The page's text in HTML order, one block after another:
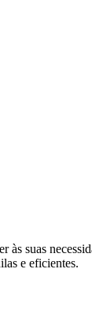
suas
e eficientes.